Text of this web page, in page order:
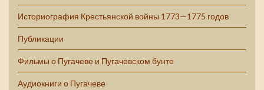
Историография Крестьянской войны 1773—1775 годов
Публикации
Фильмы о Пугачеве и Пугачевском бунте
Аудиокниги о Пугачеве